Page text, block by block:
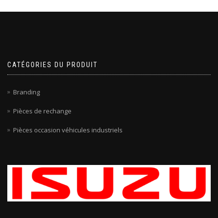
CATÉGORIES DU PRODUIT
Branding
Pièces de rechange
Pièces occasion véhicules industriels